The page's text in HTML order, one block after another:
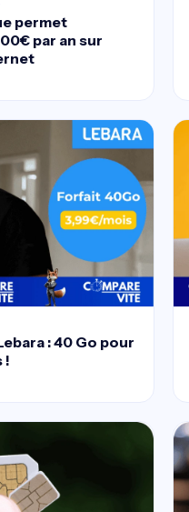
permet
par an sur
: 40 Go pour
!